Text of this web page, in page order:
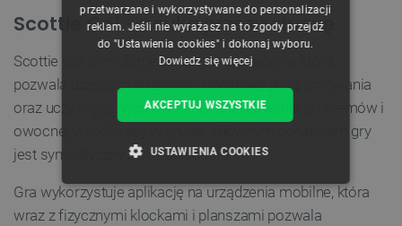
Scottie Go! - nauka przez zabawę
Scottie Go! to multimedialna gra edukacyjna, która
pozwala dzieciom poznawać podstawy programowania
oraz uczy logicznego myślenia, analizowania problemów i
owocnej współpracy w grupie. Głównym bohaterem gry
jest sympatyczny stworek Scottie.
Gra wykorzystuje aplikację na urządzenia mobilne, która
wraz z fizycznymi klockami i planszami pozwala
przetwarzane i wykorzystywane do personalizacji
reklam. Jeśli nie wyrażasz na to zgody przejdź
do "Ustawienia cookies" i dokonaj wyboru.
Dowiedz się więcej
AKCEPTUJ WSZYSTKIE
USTAWIENIA COOKIES
NIEZBĘDNE WYDAJNOŚĆ